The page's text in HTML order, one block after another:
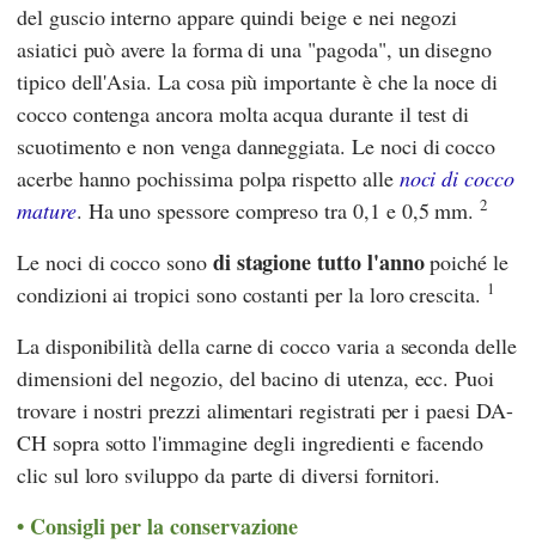
del guscio interno appare quindi beige e nei negozi
asiatici può avere la forma di una "pagoda", un disegno
tipico dell'Asia. La cosa più importante è che la noce di
cocco contenga ancora molta acqua durante il test di
scuotimento e non venga danneggiata. Le noci di cocco
acerbe hanno pochissima polpa rispetto alle noci di cocco
mature. Ha uno spessore compreso tra 0,1 e 0,5 mm.2
Le noci di cocco sono di stagione tutto l'annopoiché le
condizioni ai tropici sono costanti per la loro crescita. 1
La disponibilità della carne di cocco varia a seconda delle
dimensioni del negozio, del bacino di utenza, ecc. Puoi
trovare i nostri prezzi alimentari registrati per i paesi DA-
CH sopra sotto l'immagine degli ingredienti e facendo
clic sul loro sviluppo da parte di diversi fornitori.
Consigli per la conservazione